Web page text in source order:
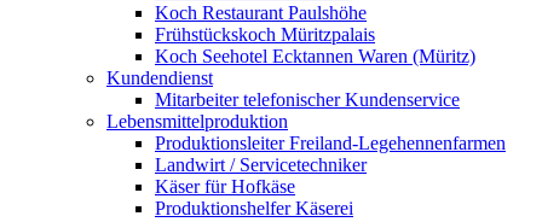
Koch Restaurant Paulshöhe
Frühstückskoch Müritzpalais
Koch Seehotel Ecktannen Waren (Müritz)
Kundendienst
Mitarbeiter telefonischer Kundenservice
Lebensmittelproduktion
Produktionsleiter Freiland-Legehennenfarmen
Landwirt / Servicetechniker
Käser für Hofkäse
Produktionshelfer Käserei